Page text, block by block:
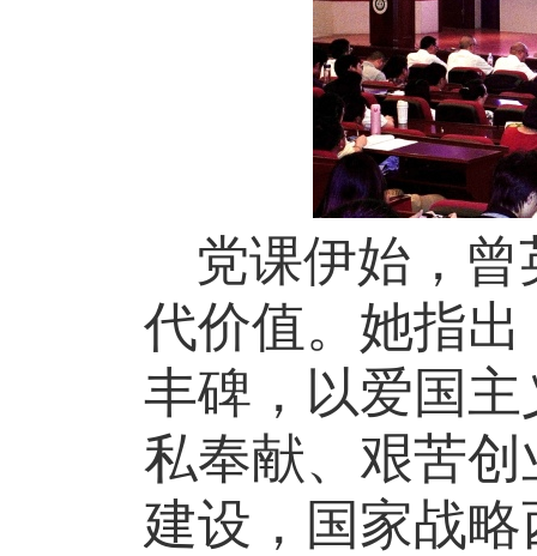
党课伊始，
代价值。她指
丰碑，以爱国
私奉献、艰苦
建设，国家战